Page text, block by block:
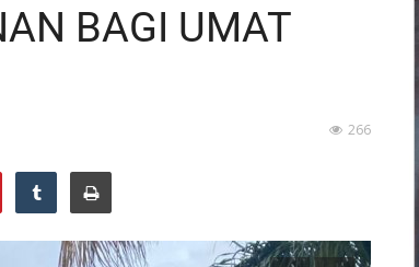
BAGI UMAT
266